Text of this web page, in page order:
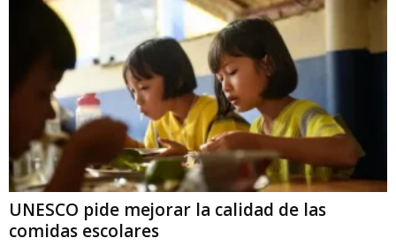
UNESCO pide mejorar la calidad de las
comidas escolares